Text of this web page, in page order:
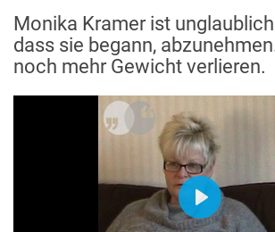
Monika Kramer ist
dass sie begann,
noch mehr Gewicht verlieren.